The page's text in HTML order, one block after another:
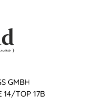
GMBH
14/TOP 17B